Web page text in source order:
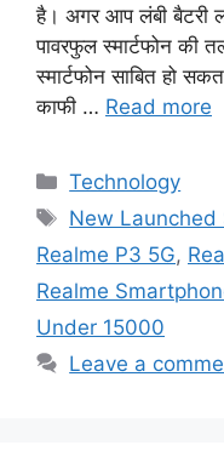
है। अगर आप लंबी बैटरी
पावरफुल स्मार्टफोन की
स्मार्टफोन साबित हो
काफी … Read more
Categories
Technology
Tags
New
Realme P3 5G,
Realme
Under 15000
Leave a